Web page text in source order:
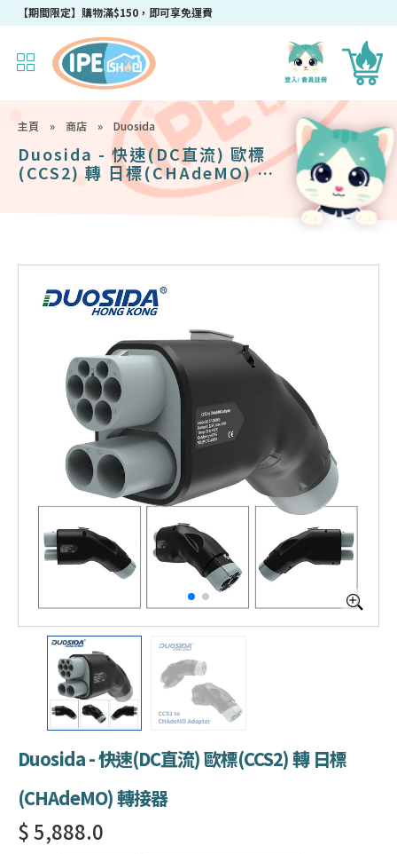
【期間限定】購物滿$150，即可享免運費
成為IPEshop會員，新會員即可獲得迎新$50購物優惠碼！
主頁 » 商店 » Duosida
Duosida - 快速(DC直流) 歐標
(CCS2) 轉 日標(CHAdeMO) 轉
Duosida - 快速(DC直流) 歐標(CCS2) 轉 日標
(CHAdeMO) 轉接器
$ 5,888.0